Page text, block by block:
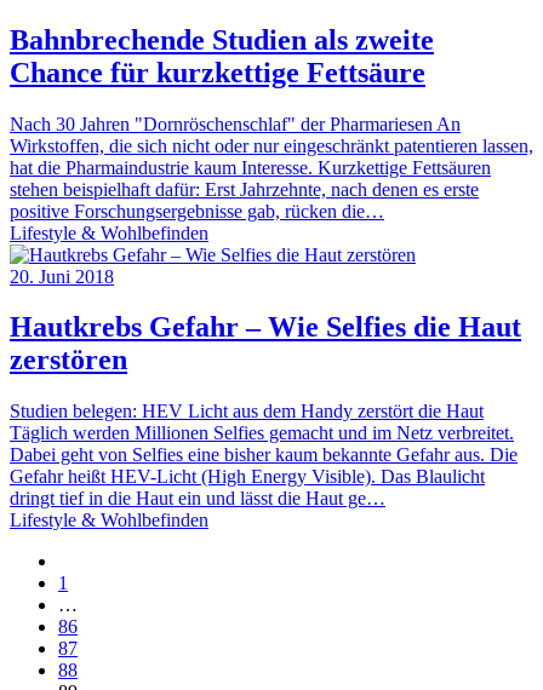
Bahnbrechende Studien als zweite
Chance für kurzkettige Fettsäure
Nach 30 Jahren "Dornröschenschlaf" der Pharmariesen An
Wirkstoffen, die sich nicht oder nur eingeschränkt patentieren lassen,
hat die Pharmaindustrie kaum Interesse. Kurzkettige Fettsäuren
stehen beispielhaft dafür: Erst Jahrzehnte, nach denen es erste
positive Forschungsergebnisse gab, rücken die…
Lifestyle & Wohlbefinden
20. Juni 2018
Hautkrebs Gefahr – Wie Selfies die Haut
zerstören
Studien belegen: HEV Licht aus dem Handy zerstört die Haut
Täglich werden Millionen Selfies gemacht und im Netz verbreitet.
Dabei geht von Selfies eine bisher kaum bekannte Gefahr aus. Die
Gefahr heißt HEV-Licht (High Energy Visible). Das Blaulicht
dringt tief in die Haut ein und lässt die Haut ge…
Lifestyle & Wohlbefinden
1
…
86
87
88